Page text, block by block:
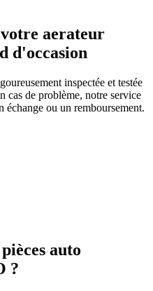
aerateur
d'occasion
inspectée et testée
cas de problème, notre service
ou un remboursement.
auto
?